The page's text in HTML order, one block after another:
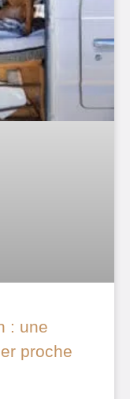
: une
proche